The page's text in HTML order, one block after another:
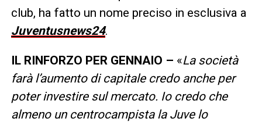
club, ha fatto un nome preciso in esclusiva a
Juventusnews24.
IL RINFORZO PER GENNAIO – «La società
farà l’aumento di capitale credo anche per
poter investire sul mercato. Io credo che
almeno un centrocampista la Juve lo